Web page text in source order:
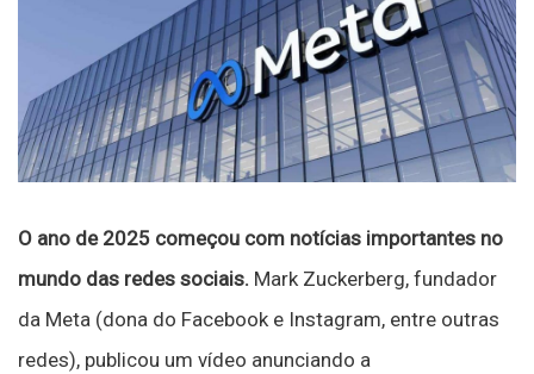
O ano de 2025 começou com notícias importantes no
mundo das redes sociais. Mark Zuckerberg, fundador
da Meta (dona do Facebook e Instagram, entre outras
redes), publicou um vídeo anunciando a